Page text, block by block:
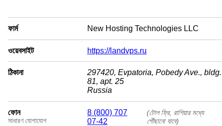
ফার্ম New Hosting Technologies LLC
ওয়েবসাইট https://landvps.ru
ঠিকানা
297420, Evpatoria, Pobedy Ave., bldg.
81, apt. 25
Russia
ফোন
সাধারণ যোগাযোগ
8 (800) 707
07-42
(টোল ফ্রি, রাশিয়ার মধ্যে
পৌঁছানো যাবে)